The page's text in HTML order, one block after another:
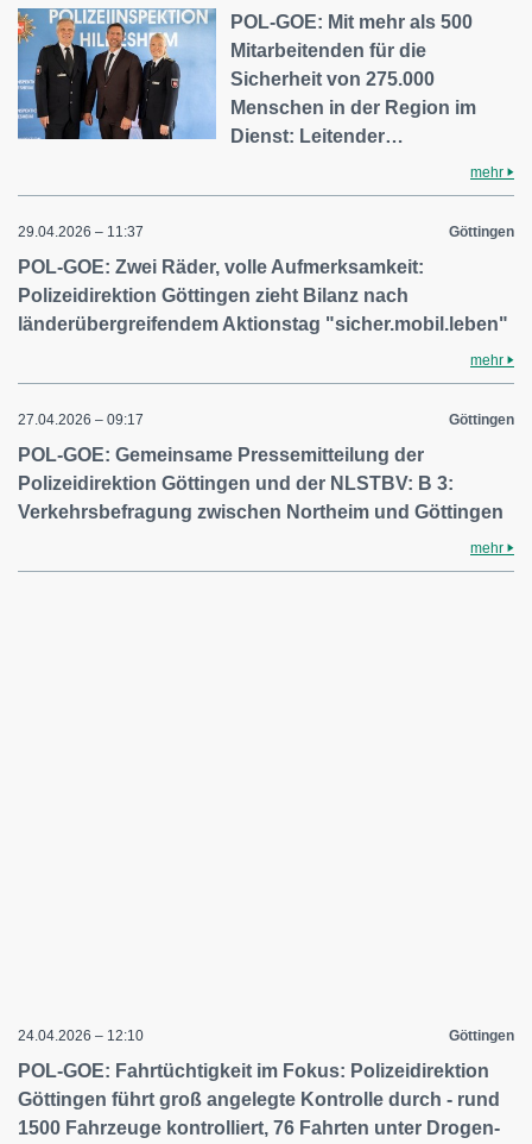
POL-GOE: Mit mehr als 500
Mitarbeitenden für die
Sicherheit von 275.000
Menschen in der Region im
Dienst: Leitender…
mehr
29.04.2026 – 11:37 Göttingen
POL-GOE: Zwei Räder, volle Aufmerksamkeit:
Polizeidirektion Göttingen zieht Bilanz nach
länderübergreifendem Aktionstag "sicher.mobil.leben"
mehr
27.04.2026 – 09:17 Göttingen
POL-GOE: Gemeinsame Pressemitteilung der
Polizeidirektion Göttingen und der NLSTBV: B 3:
Verkehrsbefragung zwischen Northeim und Göttingen
mehr
24.04.2026 – 12:10 Göttingen
POL-GOE: Fahrtüchtigkeit im Fokus: Polizeidirektion
Göttingen führt groß angelegte Kontrolle durch - rund
1500 Fahrzeuge kontrolliert, 76 Fahrten unter Drogen-